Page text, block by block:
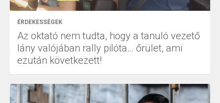
ÉRDEKESSÉGEK
Az oktató nem tudta, hogy a tanuló vezető
lány valójában rally pilóta… őrület, ami
ezután következett!